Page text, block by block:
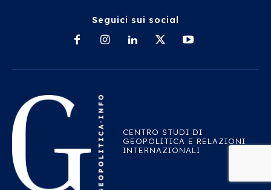
Seguici sui social
CENTRO STUDI DI
GEOPOLITICA E RELAZIONI
INTERNAZIONALI